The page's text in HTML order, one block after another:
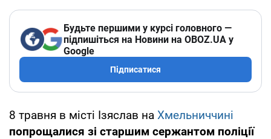
Будьте першими у курсі головного —
підпишіться на Новини на OBOZ.UA у
Google
Підписатися
8 травня в місті Ізяслав на Хмельниччині
попрощалися зі старшим сержантом поліції